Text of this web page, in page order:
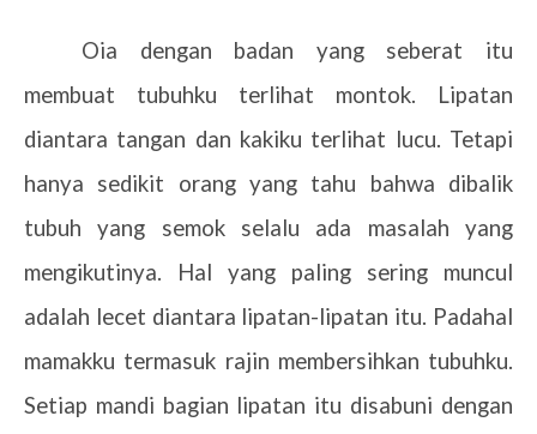
Oia dengan badan yang seberat itu
membuat tubuhku terlihat montok. Lipatan
diantara tangan dan kakiku terlihat lucu. Tetapi
hanya sedikit orang yang tahu bahwa dibalik
tubuh yang semok selalu ada masalah yang
mengikutinya. Hal yang paling sering muncul
adalah lecet diantara lipatan-lipatan itu. Padahal
mamakku termasuk rajin membersihkan tubuhku.
Setiap mandi bagian lipatan itu disabuni dengan